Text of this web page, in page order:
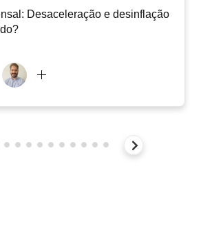
Desaceleração e desinflação